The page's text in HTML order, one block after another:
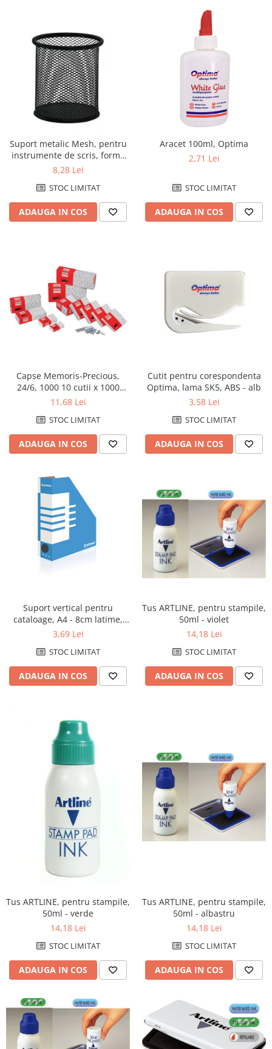
Hartie pentru copiator si
imprimanta
Hartie si carton pentru print color
Notite autoadezive
Plicuri
Registre si repertoare
Role hartie pentru fax si case de
marcat
Role hartie pentru plotter
Tipizate
Instrumente de scris si corectura
Instrumente de scris de lux
Markere pe baza de apa
Markere pe baza de vopsea
Markere pentru flipchart
Markere pentru tabla
Markere pentru textile
Markere permanente
Markere speciale
Pixuri cu gel
Pixuri cu mecanism
Pixuri fara mecanism
Pixuri pentru ghisee
Rezerve pixuri
Stilouri si rezerve
Textmarkere
Accesorii pentru table
Display-uri de prezentare si afisare
Focus touch
Panouri, suporturi si aviziere
pentru prezentare
Table din pluta
Table magnetice si plannere
Mobilier si accesorii birou
Clasificatoare si vestiare
Covorase protectie podea
Dulapuri metalice
Mobilier de birou
Panouri pentru chei
Rafturi arhivare
Scaune vizitator
Suporturi ergonomice
Produse curatenie pentru birou
Suport metalic Mesh, pentru
instrumente de scris, forma
rotunda, Q-Connect - negru
8,28 Lei
STOC LIMITAT
ADAUGA IN COS
Aracet 100ml, Optima
2,71 Lei
STOC LIMITAT
ADAUGA IN COS
Capse Memoris-Precious,
24/6, 1000 10 cutii x 1000
capse/cutie
11,68 Lei
STOC LIMITAT
ADAUGA IN COS
Cutit pentru corespondenta
Optima, lama SK5, ABS - alb
3,58 Lei
STOC LIMITAT
ADAUGA IN COS
Suport vertical pentru
cataloage, A4 - 8cm latime,
din carton, DONAU - albastru
3,69 Lei
STOC LIMITAT
ADAUGA IN COS
Tus ARTLINE, pentru stampile,
50ml - violet
14,18 Lei
STOC LIMITAT
ADAUGA IN COS
Tus ARTLINE, pentru stampile,
50ml - verde
14,18 Lei
STOC LIMITAT
ADAUGA IN COS
Tus ARTLINE, pentru stampile,
50ml - albastru
14,18 Lei
STOC LIMITAT
ADAUGA IN COS